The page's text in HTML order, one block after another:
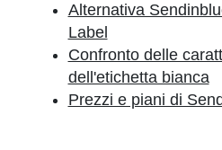
Alternativa
Label
Confronto delle
dell'etichetta bianca
Prezzi e piani di